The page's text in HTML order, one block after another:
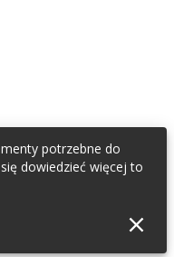
potrzebne do
dowiedzieć więcej to